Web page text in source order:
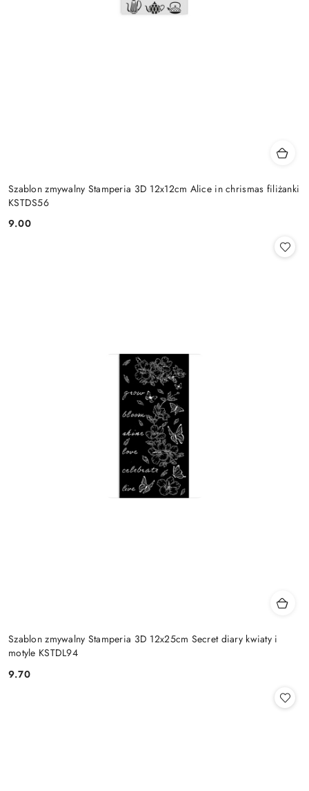
Szablon zmywalny Stamperia 3D 12x12cm Alice in chrismas filiżanki
KSTDS56
Cena:
9.00
Szablon zmywalny Stamperia 3D 12x25cm Secret diary kwiaty i
motyle KSTDL94
Cena:
9.70